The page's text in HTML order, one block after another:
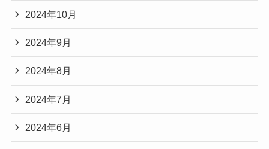
2024年10月
2024年9月
2024年8月
2024年7月
2024年6月